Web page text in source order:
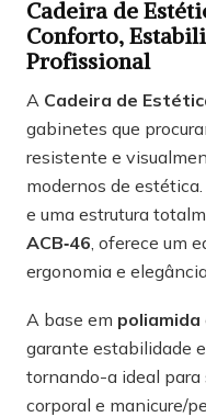
Cadeira de
Conforto,
Profissional
A Cadeira de
gabinetes que
resistente e
modernos de estética.
e uma estrutura
ACB‑46 , oferece um
ergonomia e
A base em poliamida
garante estabilidade
tornando-a ideal para
corporal e manicure/